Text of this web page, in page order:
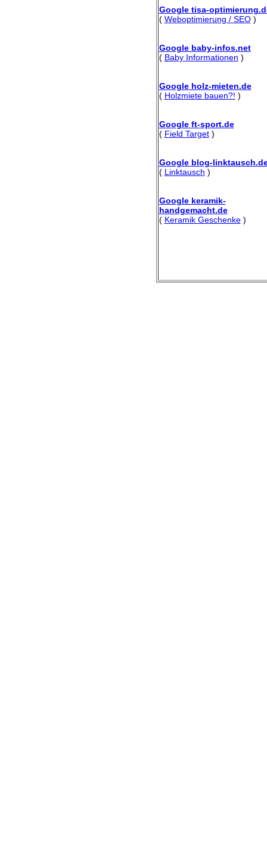
Google tisa-
( Weboptimierung / SEO)
Google baby-infos.net
( Baby Informationen )
Google holz-mieten.de
( Holzmiete bauen?! )
Google ft-sport.de
( Field Target)
Google blog-
( Linktausch )
Google keramik-
handgemacht.de
( Keramik Geschenke)